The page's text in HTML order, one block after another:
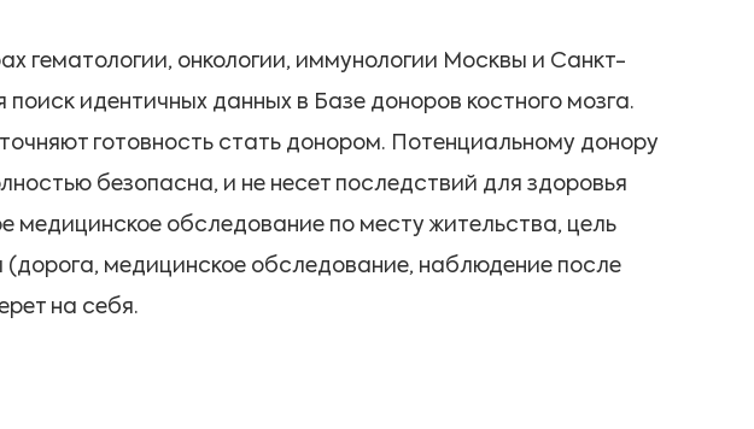
гематологии, онкологии, иммунологии Москвы и Санкт-
идентичных данных в Базе доноров костного мозга.
готовность стать донором. Потенциальному донору
безопасна, и не несет последствий для здоровья
обследование по месту жительства, цель
медицинское обследование, наблюдение после
на себя.